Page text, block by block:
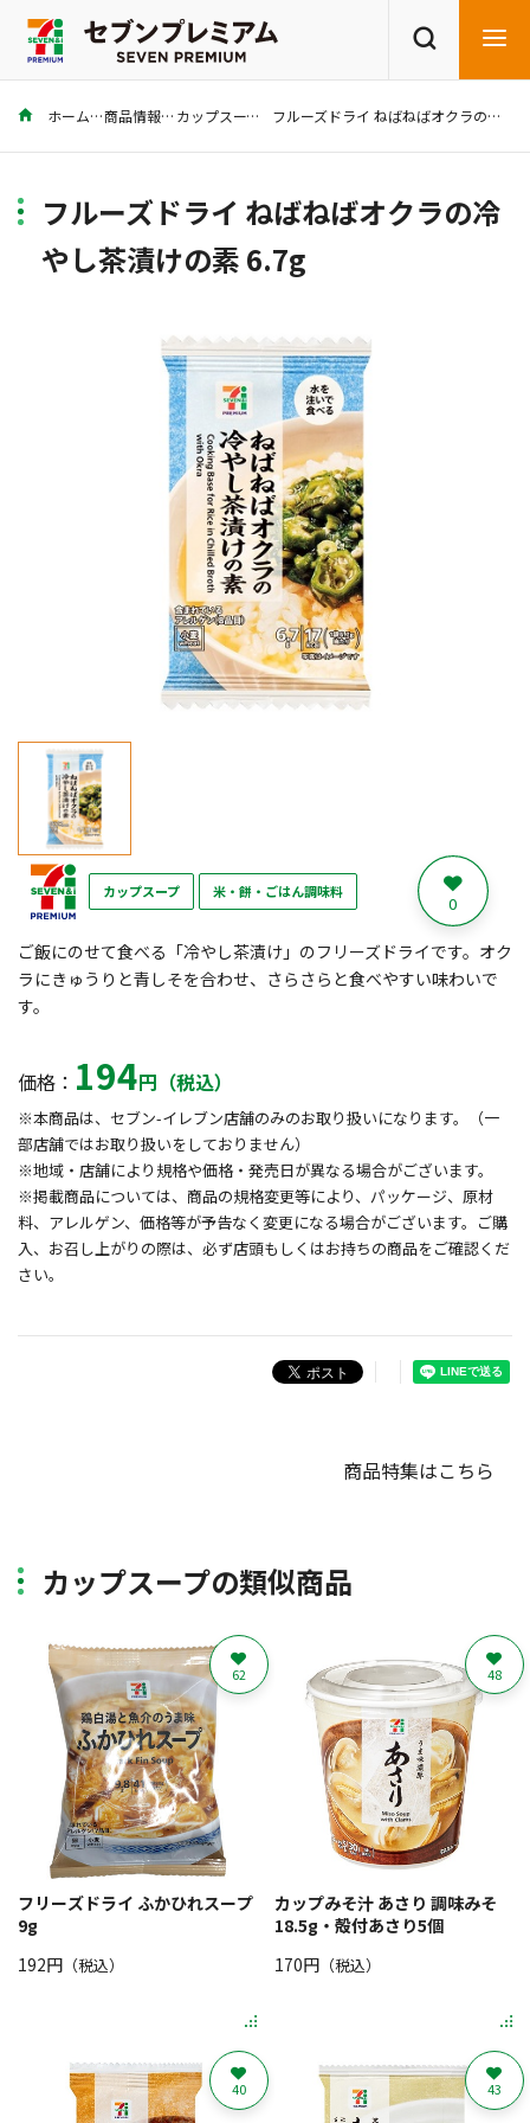
商品を探す レシピを探す
ホーム 商品情報 カップスープ フルーズドライ ねばねばオクラの冷やし茶漬けの素 6.7g
フルーズドライ ねばねばオクラの冷
やし茶漬けの素 6.7g
カップスープ 米・餅・ごはん調味料 0
ご飯にのせて食べる「冷やし茶漬け」のフリーズドライです。オク
ラにきゅうりと青しそを合わせ、さらさらと食べやすい味わいで
す。
価格： 194円（税込）
※本商品は、セブン-イレブン店舗のみのお取り扱いになります。（一
部店舗ではお取り扱いをしておりません）
※地域・店舗により規格や価格・発売日が異なる場合がございます。
※掲載商品については、商品の規格変更等により、パッケージ、原材
料、アレルゲン、価格等が予告なく変更になる場合がございます。ご購
入、お召し上がりの際は、必ず店頭もしくはお持ちの商品をご確認くだ
さい。
商品特集はこちら
カップスープの類似商品
フリーズドライ ふかひれスープ
9g
192円 （税込）
62
カップみそ汁 あさり 調味みそ
18.5g・殻付あさり5個
170円（税込）
48
40 43